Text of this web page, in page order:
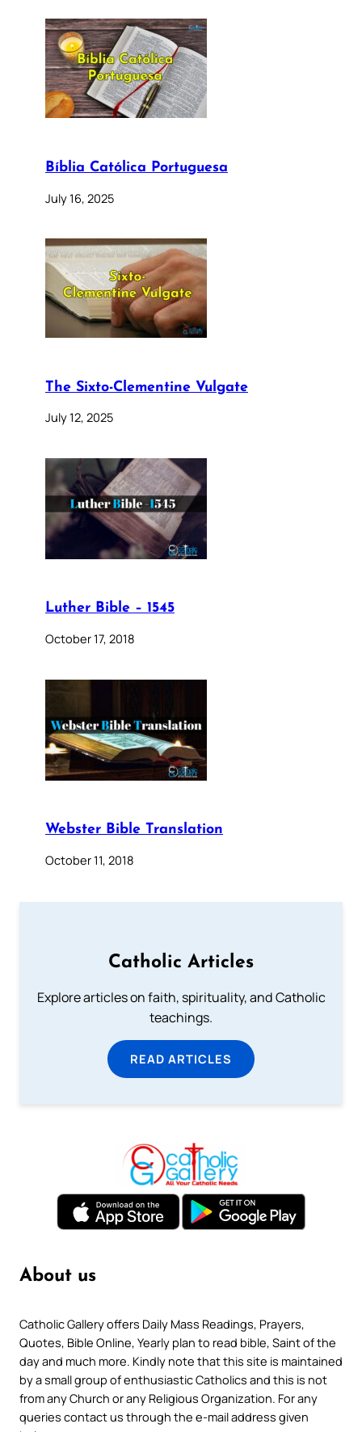
Bíblia Católica Portuguesa
July 16, 2025
The Sixto-Clementine Vulgate
July 12, 2025
Luther Bible – 1545
October 17, 2018
Webster Bible Translation
October 11, 2018
Catholic Articles
Explore articles on faith, spirituality, and Catholic
teachings.
READ ARTICLES
About us
Catholic Gallery offers Daily Mass Readings, Prayers,
Quotes, Bible Online, Yearly plan to read bible, Saint of the
day and much more. Kindly note that this site is maintained
by a small group of enthusiastic Catholics and this is not
from any Church or any Religious Organization. For any
queries contact us through the e-mail address given